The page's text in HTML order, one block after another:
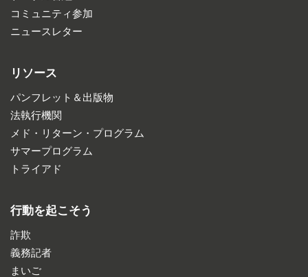
コミュニティ参加
ニュースレター
リソース
パンフレット＆出版物
法執行機関
メド・リターン・プログラム
サマープログラム
トライアド
行動を起こそう
詐欺
義務記者
まいご